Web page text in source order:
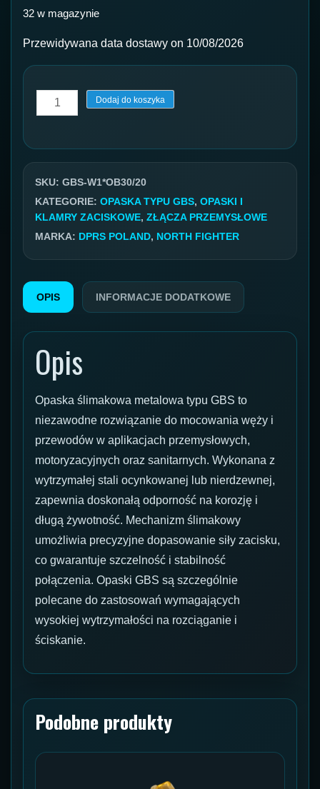
32 w magazynie
Przewidywana data dostawy on 10/08/2026
ilość
Obejma
W1
29-
31mm
Dodaj do koszyka
SKU: GBS-W1*OB30/20
KATEGORIE: OPASKA TYPU GBS, OPASKI I
KLAMRY ZACISKOWE, ZŁĄCZA PRZEMYSŁOWE
MARKA: DPRS POLAND, NORTH FIGHTER
OPIS INFORMACJE DODATKOWE
Opis
Opaska ślimakowa metalowa typu GBS to
niezawodne rozwiązanie do mocowania węży i
przewodów w aplikacjach przemysłowych,
motoryzacyjnych oraz sanitarnych. Wykonana z
wytrzymałej stali ocynkowanej lub nierdzewnej,
zapewnia doskonałą odporność na korozję i
długą żywotność. Mechanizm ślimakowy
umożliwia precyzyjne dopasowanie siły zacisku,
co gwarantuje szczelność i stabilność
połączenia. Opaski GBS są szczególnie
polecane do zastosowań wymagających
wysokiej wytrzymałości na rozciąganie i
ściskanie.
Podobne produkty